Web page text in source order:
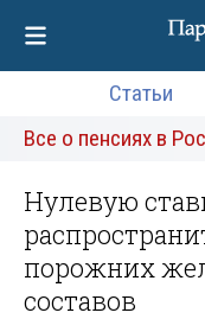
Статьи
Все о пенсиях в
Нулевую
порожних
составов